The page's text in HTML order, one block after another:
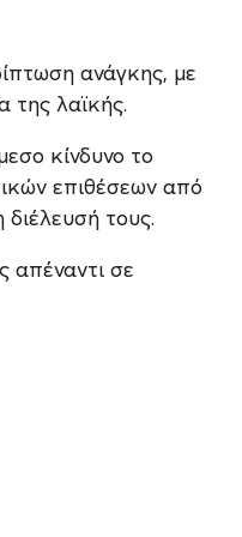
ανάγκης, με
της λαϊκής.
κίνδυνο το
επιθέσεων από
τους.
απέναντι σε